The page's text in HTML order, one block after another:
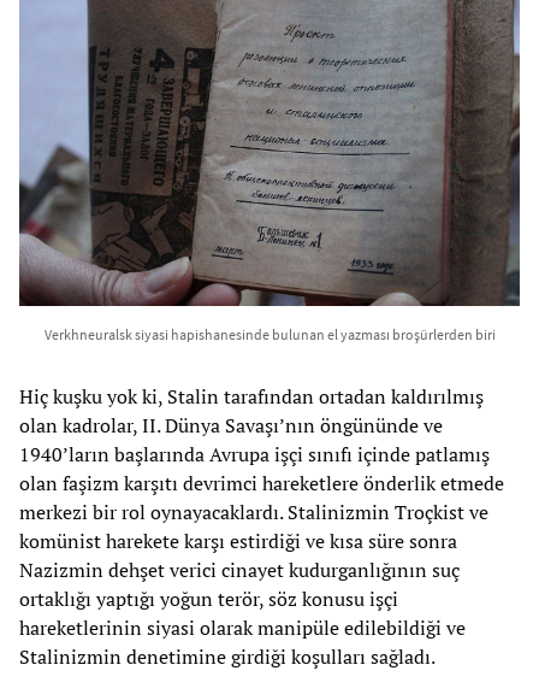
Verkhneuralsk siyasi hapishanesinde bulunan el yazması broşürlerden biri
Hiç kuşku yok ki, Stalin tarafından ortadan kaldırılmış
olan kadrolar, II. Dünya Savaşı’nın öngününde ve
1940’ların başlarında Avrupa işçi sınıfı içinde patlamış
olan faşizm karşıtı devrimci hareketlere önderlik etmede
merkezi bir rol oynayacaklardı. Stalinizmin Troçkist ve
komünist harekete karşı estirdiği ve kısa süre sonra
Nazizmin dehşet verici cinayet kudurganlığının suç
ortaklığı yaptığı yoğun terör, söz konusu işçi
hareketlerinin siyasi olarak manipüle edilebildiği ve
Stalinizmin denetimine girdiği koşulları sağladı.